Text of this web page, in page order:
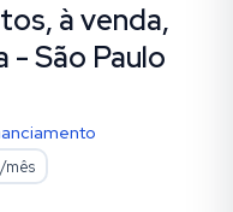
à venda,
- São Paulo
/mês